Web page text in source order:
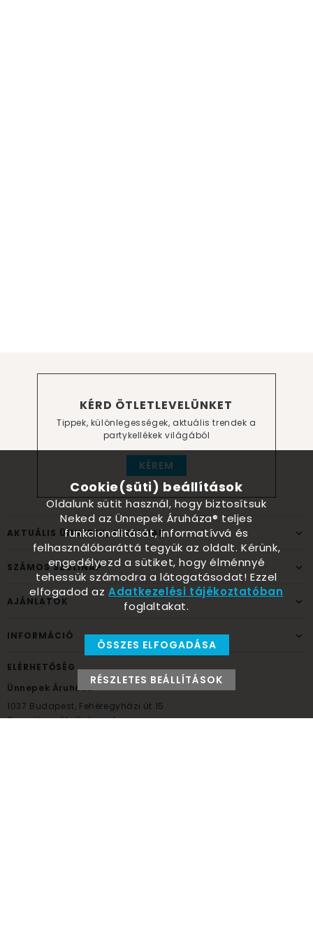
KÉRD ÖTLETLEVELÜNKET
Tippek, különlegességek, aktuális trendek a
partykellékek világából
KÉREM
AKTUÁLIS ÜNNEPEK, ALKALMAK
SZÁMOS SZÜLINAP
AJÁNLATOK
INFORMÁCIÓ
ELÉRHETŐSÉG
Ünnepek Áruháza
1037 Budapest, Fehéregyházi út 15.
Személyes átvételi pont
Cookie(süti) beállítások
Oldalunk sütit használ, hogy biztosítsuk
Neked az Ünnepek Áruháza® teljes
funkcionalitását, informatívvá és
felhasználóbaráttá tegyük az oldalt. Kérünk,
engedélyezd a sütiket, hogy élménnyé
tehessük számodra a látogatásodat! Ezzel
elfogadod azAdatkezelési tájékoztatóban
foglaltakat.
ÖSSZES ELFOGADÁSA
RÉSZLETES BEÁLLÍTÁSOK